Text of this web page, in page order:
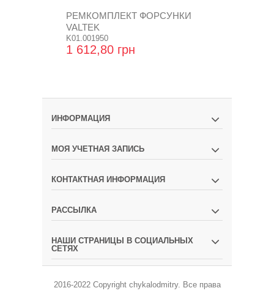
РЕМКОМПЛЕКТ ФОРСУНКИ
VALTEK
K01.001950
1 612,80 грн
ИНФОРМАЦИЯ
МОЯ УЧЕТНАЯ ЗАПИСЬ
КОНТАКТНАЯ ИНФОРМАЦИЯ
РАССЫЛКА
НАШИ СТРАНИЦЫ В СОЦИАЛЬНЫХ
СЕТЯХ
2016-2022 Copyright chykalodmitry. Все права